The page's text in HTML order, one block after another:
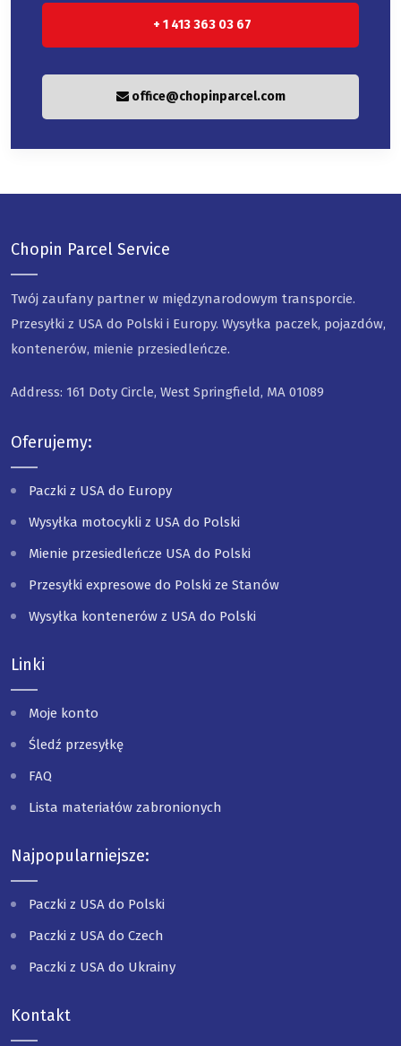
+ 1 413 363 03 67
office@chopinparcel.com
Chopin Parcel Service
Twój zaufany partner w międzynarodowym transporcie.
Przesyłki z USA do Polski i Europy. Wysyłka paczek, pojazdów,
kontenerów, mienie przesiedleńcze.
Address: 161 Doty Circle, West Springfield, MA 01089
Oferujemy:
Paczki z USA do Europy
Wysyłka motocykli z USA do Polski
Mienie przesiedleńcze USA do Polski
Przesyłki expresowe do Polski ze Stanów
Wysyłka kontenerów z USA do Polski
Linki
Moje konto
Śledź przesyłkę
FAQ
Lista materiałów zabronionych
Najpopularniejsze:
Paczki z USA do Polski
Paczki z USA do Czech
Paczki z USA do Ukrainy
Kontakt